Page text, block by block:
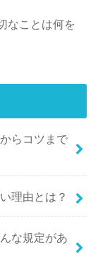
なことは何を
らコツまで
理由とは？
な規定があ